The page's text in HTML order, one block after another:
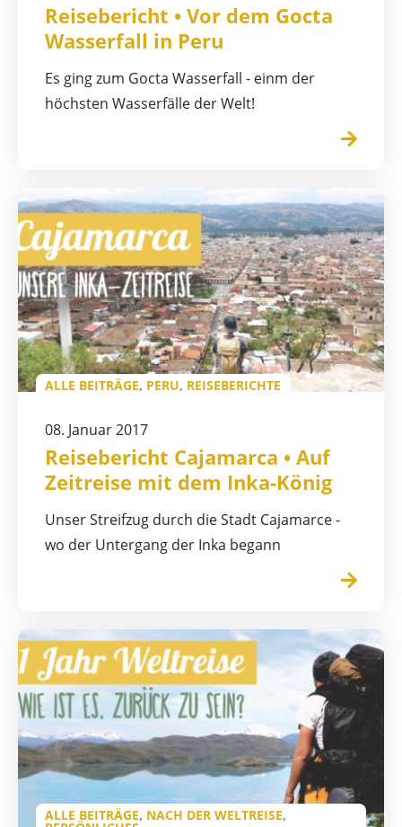
Reisebericht • Vor dem Gocta
Wasserfall in Peru
Es ging zum Gocta Wasserfall - einm der
höchsten Wasserfälle der Welt!
ALLE BEITRÄGE, PERU, REISEBERICHTE
08. Januar 2017
Reisebericht Cajamarca • Auf
Zeitreise mit dem Inka-König
Unser Streifzug durch die Stadt Cajamarce -
wo der Untergang der Inka begann
ALLE BEITRÄGE, NACH DER WELTREISE,